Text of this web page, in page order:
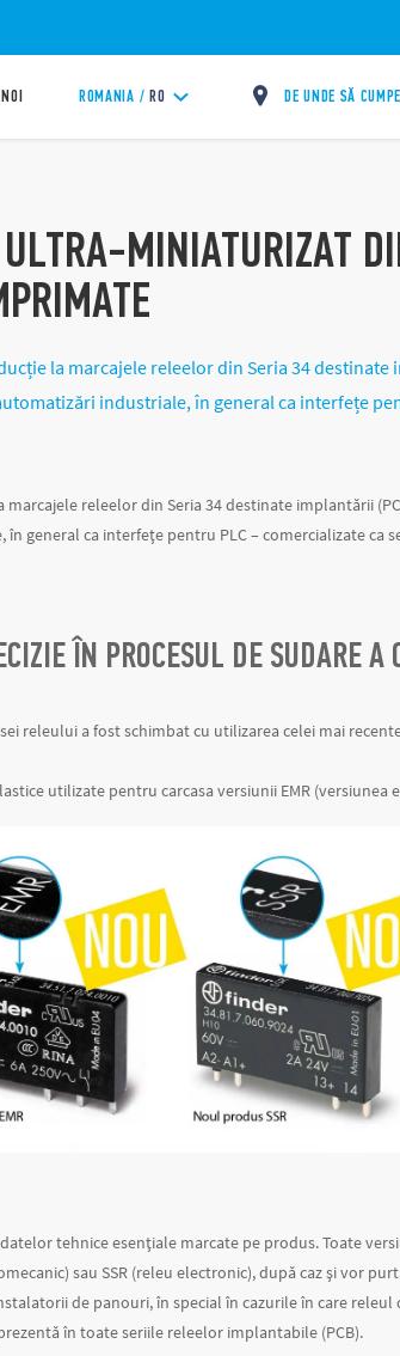
ROMANIA / RO DE UNDE SĂ
MINIATURIZAT
la marcajele releelor din Seria 34 destinate
industriale, în general ca interfețe
releelor din Seria 34 destinate implantării
general ca interfețe pentru PLC – comercializate ca
ÎN PROCESUL DE SUDARE A
releului a fost schimbat cu utilizarea celei mai
utilizate pentru carcasa versiunii EMR (versiunea
tehnice esențiale marcate pe produs. Toate
sau SSR (releu electronic), după caz și vor
de panouri, în special în cazurile în care
în toate seriile releelor implantabile (PCB).